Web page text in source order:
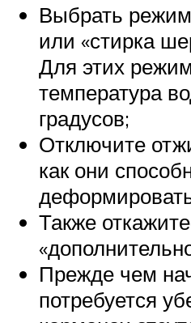
Выбрать
или «стирка
Для этих
температура
градусов;
Отключите
как они
Также
Прежде чем
потребуется